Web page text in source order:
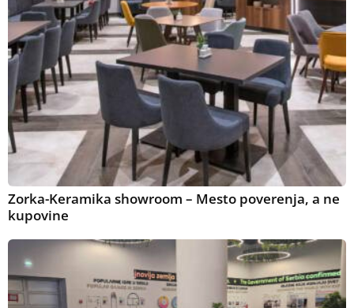
Zorka-Keramika showroom – Mesto poverenja, a ne
kupovine